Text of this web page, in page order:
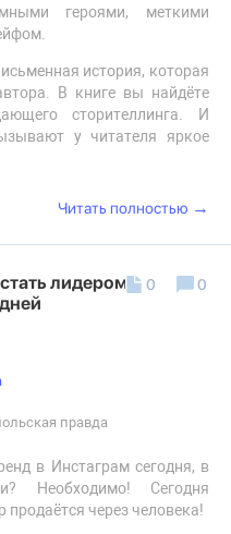
героями, меткими
история, которая
В книге вы найдёте
сторителлинга. И
у читателя яркое
Читать полностью →
лидером мнений
правда
в Инстаграм сегодня, в
Необходимо! Сегодня
через человека!
0 0